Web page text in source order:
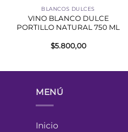
BLANCOS DULCES
VINO BLANCO DULCE
PORTILLO NATURAL 750 ML
$5.800,00
MENÚ
Inicio